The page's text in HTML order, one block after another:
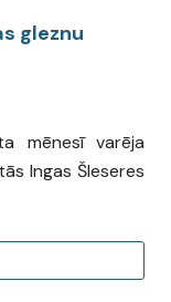
gleznu
mēnesī varēja
Ingas Šleseres